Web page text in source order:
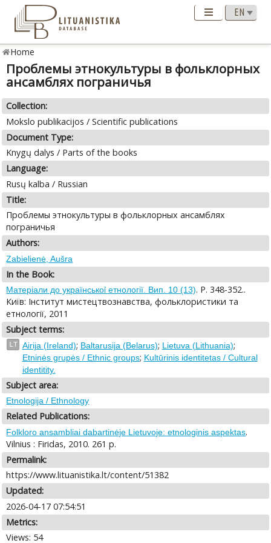
Home
Проблемы этнокультуры в фольклорных
ансамблях пограничья
Collection:
Mokslo publikacijos / Scientific publications
Document Type:
Knygų dalys / Parts of the books
Language:
Rusų kalba / Russian
Title:
Проблемы этнокультуры в фольклорных ансамблях
пограничья
Authors:
Zabielienė, Aušra
In the Book:
Матеріали до українськоỉ етнології. Вип. 10 (13). P. 348-352..
Київ: Інститут мистецтвознавства, фольклористики та
етнології, 2011
Subject terms:
LT Airija (Ireland); Baltarusija (Belarus); Lietuva (Lithuania);
Etninės grupės / Ethnic groups; Kultūrinis identitetas / Cultural
identitity.
Subject area:
Etnologija / Ethnology
Related Publications:
Folkloro ansambliai dabartinėje Lietuvoje: etnologinis aspektas.
Vilnius : Firidas, 2010. 261 p.
Permalink:
https://www.lituanistika.lt/content/51382
Updated:
2026-04-17 07:54:51
Metrics:
Views: 54